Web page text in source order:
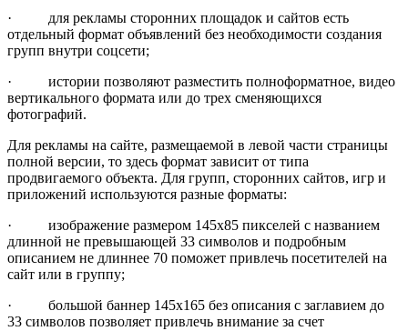
· для рекламы сторонних площадок и сайтов есть
отдельный формат объявлений без необходимости создания
групп внутри соцсети;
· истории позволяют разместить полноформатное, видео
вертикального формата или до трех сменяющихся
фотографий.
Для рекламы на сайте, размещаемой в левой части страницы
полной версии, то здесь формат зависит от типа
продвигаемого объекта. Для групп, сторонних сайтов, игр и
приложений используются разные форматы:
· изображение размером 145х85 пикселей с названием
длинной не превышающей 33 символов и подробным
описанием не длиннее 70 поможет привлечь посетителей на
сайт или в группу;
· большой баннер 145х165 без описания с заглавием до
33 символов позволяет привлечь внимание за счет